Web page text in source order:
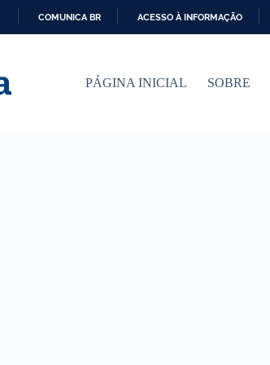
A
COMUNICA BR ACESSO À INFORMAÇÃO
PÁGINA INICIAL SOBRE